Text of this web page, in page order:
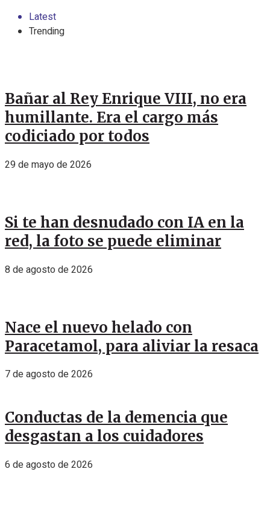
Latest
Trending
Bañar al Rey Enrique VIII, no era
humillante. Era el cargo más
codiciado por todos
29 de mayo de 2026
Si te han desnudado con IA en la
red, la foto se puede eliminar
8 de agosto de 2026
Nace el nuevo helado con
Paracetamol, para aliviar la resaca
7 de agosto de 2026
Conductas de la demencia que
desgastan a los cuidadores
6 de agosto de 2026